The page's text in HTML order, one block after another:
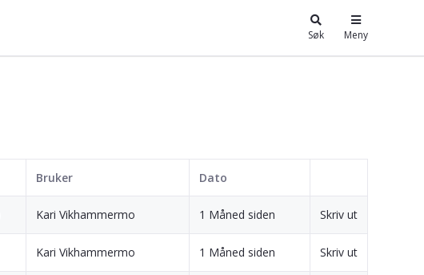
Søk Meny
Bruker Dato
Kari Vikhammermo 1 Måned siden Skriv ut
Kari Vikhammermo 1 Måned siden Skriv ut